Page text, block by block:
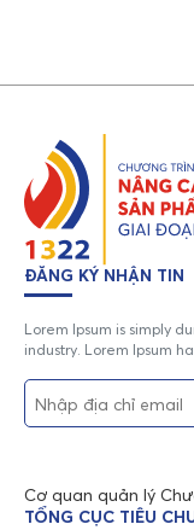
ĐĂNG KÝ NHẬN TIN
Lorem Ipsum is simply
industry. Lorem Ipsum
Cơ quan quản lý
TỔNG CỤC TIÊU